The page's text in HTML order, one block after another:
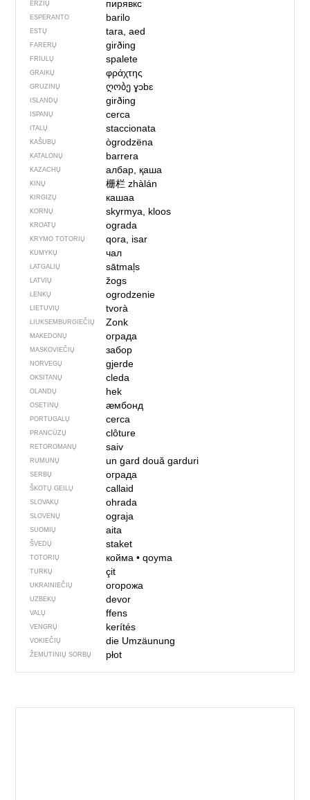
ERZIŲ пирявкс
ESPERANTO barilo
ESTŲ tara, aed
FARERŲ girðing
FRIULŲ spalete
GRAIKŲ φράχτης
GRUZINŲ ღობეɣɔbɛ
ISLANDŲ girðing
ISPANŲ cerca
ITALŲ staccionata
KAŠUBŲ ògrodzëna
KATALONŲ barrera
KAZACHŲ албар, қаша
KINŲ 栅栏zhàlán
KIRGIZŲ кашаа
KORNŲ skyrmya, kloos
KROATŲ ograda
KRYMO TOTORIŲ qora, isar
KUMYKŲ чал
LATGALIŲ sātmaļs
LATVIŲ žogs
LENKŲ ogrodzenie
LIETUVIŲ tvorà
LIUKSEMBURGIEČIŲ Zonk
MAKEDONŲ ограда
MASKOVIEČIŲ забор
NORVEGŲ gjerde
OKSITANŲ cleda
OLANDŲ hek
OSETINŲ ӕмбонд
PORTUGALŲ cerca
PRANCŪZŲ clôture
RETOROMANŲ saiv
RUMUNŲ un garddouă garduri
SERBŲ ограда
ŠKOTŲ GEILŲ callaid
SLOVAKŲ ohrada
SLOVĖNŲ ograja
SUOMIŲ aita
ŠVEDŲ staket
TOTORIŲ койма• qoyma
TURKŲ çit
UKRAINIEČIŲ огорожа
UZBEKŲ devor
VALŲ ffens
VENGRŲ kerítés
VOKIEČIŲ die Umzäunung
ŽEMUTINIŲ SORBŲ płot